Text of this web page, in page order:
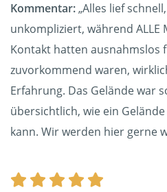
Kommentar:„Alles lief
unkompliziert, während
Kontakt hatten ausnahmslos
zuvorkommend waren,
Erfahrung. Das Gelände war
übersichtlich, wie ein
kann. Wir werden hier gerne